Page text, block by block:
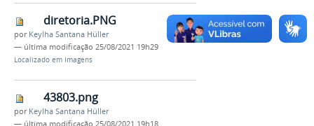
diretoria.PNG
por Keylha Santana Hüller
— última modificação 25/08/2021 19h29
Localizado em Imagens
43803.png
por Keylha Santana Hüller
— última modificação 25/08/2021 19h18